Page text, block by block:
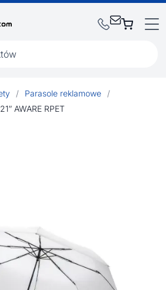
/ Parasole reklamowe
/
AWARE RPET